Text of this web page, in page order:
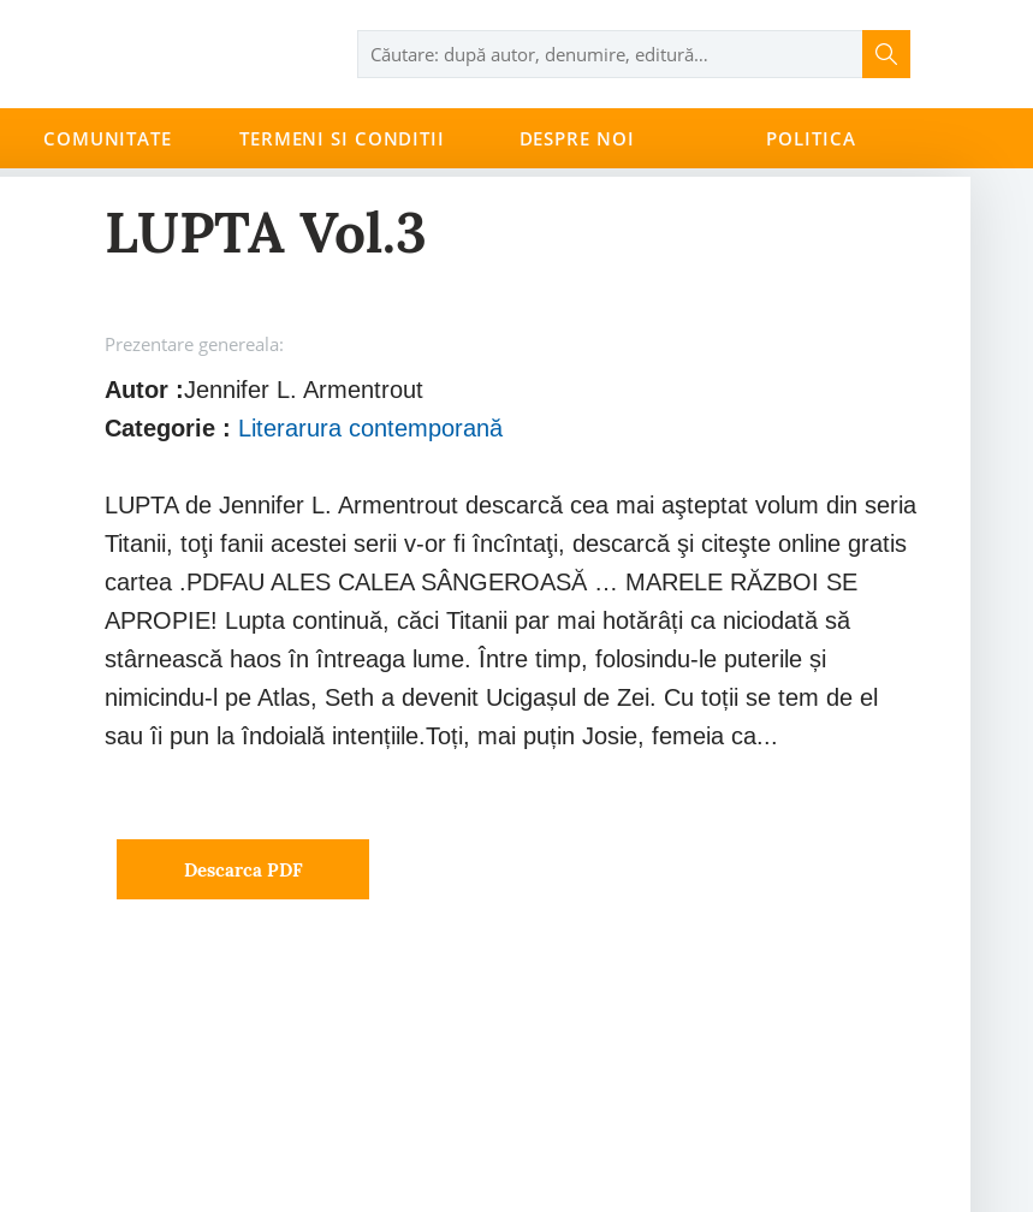
COMUNITATE TERMENI SI CONDITII DESPRE NOI POLITICA
LUPTA Vol.3
Prezentare genereala:
Autor :Jennifer L. Armentrout
Categorie : Literarura contemporană
LUPTA de Jennifer L. Armentrout descarcă cea mai aşteptat volum din seria
Titanii, toţi fanii acestei serii v-or fi încîntaţi, descarcă şi citeşte online gratis
cartea .PDFAU ALES CALEA SÂNGEROASĂ … MARELE RĂZBOI SE
APROPIE! Lupta continuă, căci Titanii par mai hotărâți ca niciodată să
stârnească haos în întreaga lume. Între timp, folosindu-le puterile și
nimicindu-l pe Atlas, Seth a devenit Ucigașul de Zei. Cu toții se tem de el
sau îi pun la îndoială intențiile.Toți, mai puțin Josie, femeia ca...
Descarca PDF